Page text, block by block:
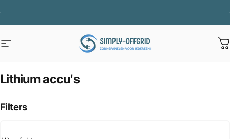
Site navigatie Simply Offgrid
Lithiumaccu's
Filters